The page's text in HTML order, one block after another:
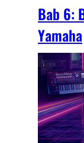
Bab 6:
Yamaha